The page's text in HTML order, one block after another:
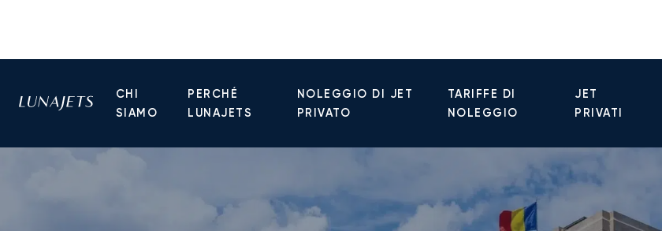
CHI
SIAMO
PERCHÉ
LUNAJETS
NOLEGGIO DI JET
PRIVATO
TARIFFE DI
NOLEGGIO
JET
PRIVATI